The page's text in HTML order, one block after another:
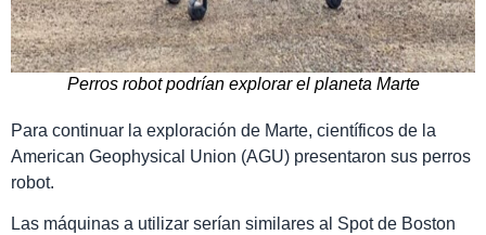
Perros robot podrían explorar el planeta Marte
Para continuar la exploración de Marte, científicos de la
American Geophysical Union (AGU) presentaron sus perros
robot.
Las máquinas a utilizar serían similares al Spot de Boston